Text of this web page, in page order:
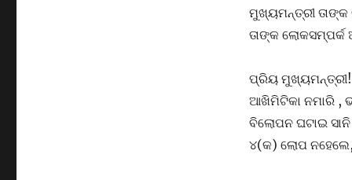
ମୁଖ୍ୟମନ୍ତ୍ରୀ ତାଙ୍କ
ତାଙ୍କ ଲୋକସମ୍ପର୍କ
ପ୍ରିୟ ମୁଖ୍ୟମନ୍ତ୍ରୀ!
ଆଖିମିଟିକା ନମାରି ,
ବିଲୋପନ ଘଟାଇ ସାନି
୪(କ) ଲୋପ ନହେଲେ,